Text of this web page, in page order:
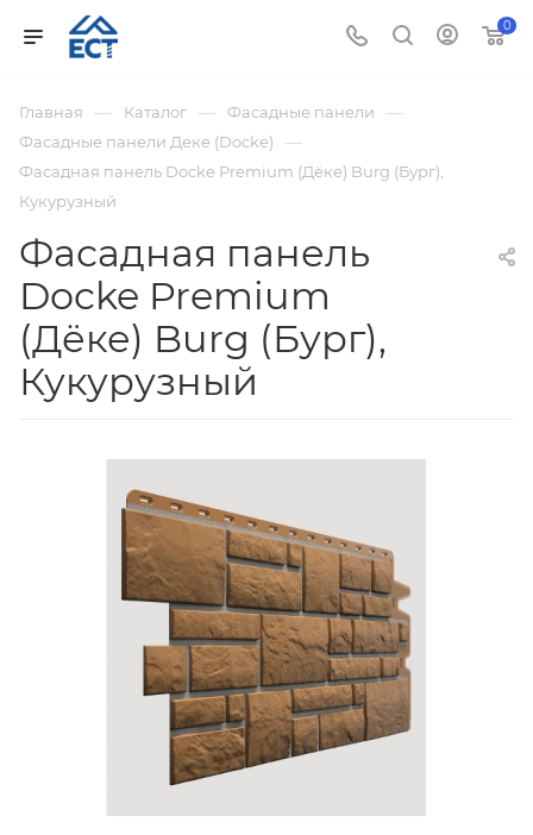
0
Главная — Каталог — Фасадные панели —
Фасадные панели Деке (Docke) —
Фасадная панель Docke Premium (Дёке) Burg (Бург),
Кукурузный
Фасадная панель
Docke Premium
(Дёке) Burg (Бург),
Кукурузный